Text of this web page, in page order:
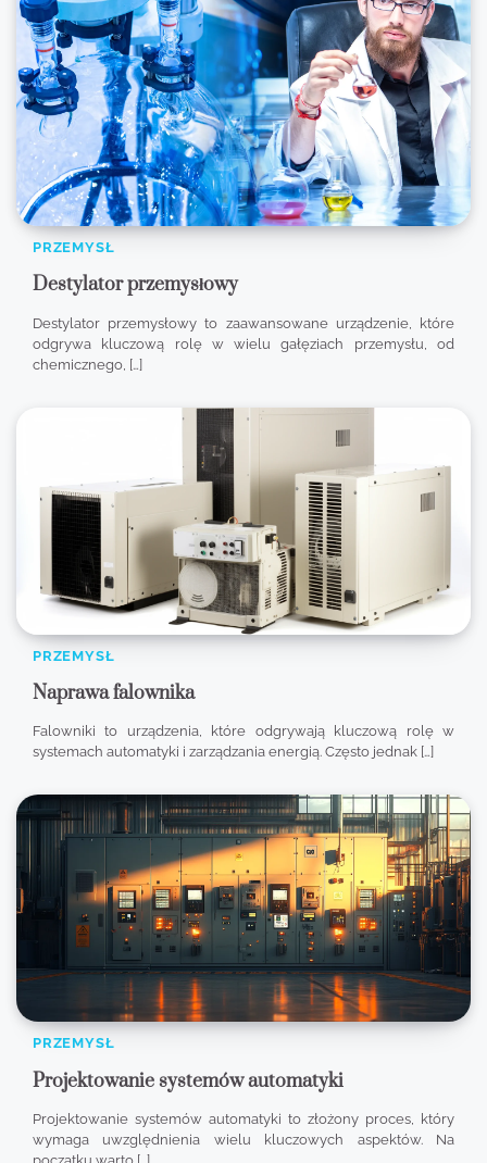
PRZEMYSŁ
Destylator przemysłowy
Destylator przemysłowy to zaawansowane urządzenie, które
odgrywa kluczową rolę w wielu gałęziach przemysłu, od
chemicznego, […]
PRZEMYSŁ
Naprawa falownika
Falowniki to urządzenia, które odgrywają kluczową rolę w
systemach automatyki i zarządzania energią. Często jednak […]
PRZEMYSŁ
Projektowanie systemów automatyki
Projektowanie systemów automatyki to złożony proces, który
wymaga uwzględnienia wielu kluczowych aspektów. Na